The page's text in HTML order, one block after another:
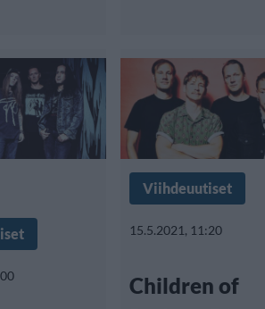
Viihdeuutiset
15.5.2021, 11:20
Children of